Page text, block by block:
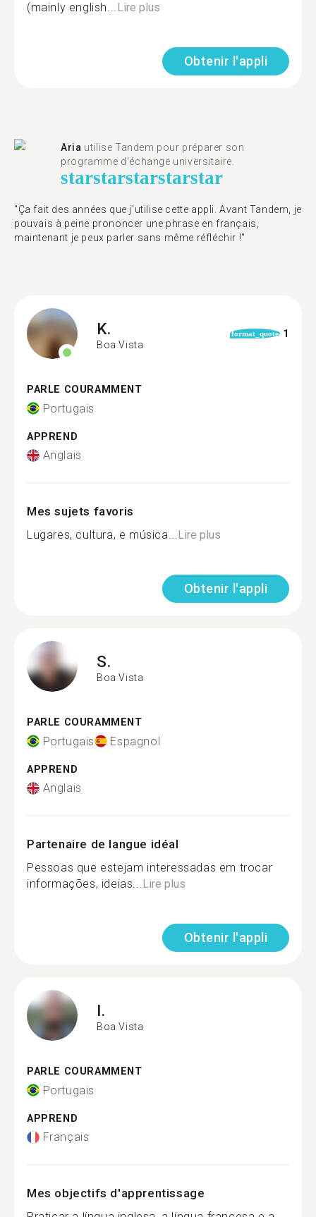
(mainly english...Lire plus
Obtenir l'appli
Aria utilise Tandem pour préparer son
programme d'échange universitaire.
starstarstarstarstar
"Ça fait des années que j'utilise cette appli. Avant Tandem, je
pouvais à peine prononcer une phrase en français,
maintenant je peux parler sans même réfléchir !"
K.
Boa Vista
format_quote 1
PARLE COURAMMENT
Portugais
APPREND
Anglais
Mes sujets favoris
Lugares, cultura, e música...Lire plus
Obtenir l'appli
S.
Boa Vista
PARLE COURAMMENT
Portugais Espagnol
APPREND
Anglais
Partenaire de langue idéal
Pessoas que estejam interessadas em trocar
informações, ideias...Lire plus
Obtenir l'appli
I.
Boa Vista
PARLE COURAMMENT
Portugais
APPREND
Français
Mes objectifs d'apprentissage